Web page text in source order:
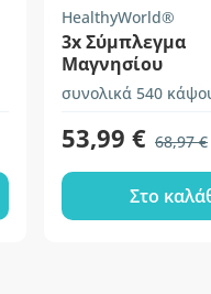
HealthyWorld®
3x Σύμπλεγμα
Μαγνησίου
συνολικά 540
53,99 € 68,97 €
Στο